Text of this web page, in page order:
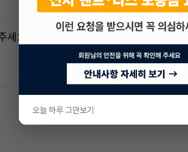
요
오늘 하루 그만보기